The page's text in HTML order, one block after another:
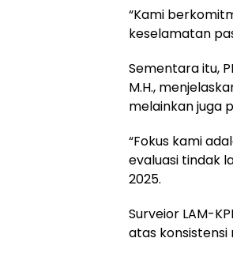
“Kami
keselamatan
Sementara itu,
M.H.,
melainkan juga
“Fokus kami
evaluasi tindak
2025.
Surveior LAM-
atas